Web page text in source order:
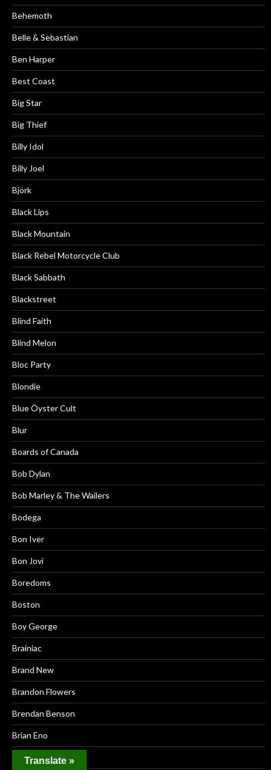
Behemoth
Belle & Sebastian
Ben Harper
Best Coast
Big Star
Big Thief
Billy Idol
Billy Joel
Björk
Black Lips
Black Mountain
Black Rebel Motorcycle Club
Black Sabbath
Blackstreet
Blind Faith
Blind Melon
Bloc Party
Blondie
Blue Öyster Cult
Blur
Boards of Canada
Bob Dylan
Bob Marley & The Wailers
Bodega
Bon Iver
Bon Jovi
Boredoms
Boston
Boy George
Brainiac
Brand New
Brandon Flowers
Brendan Benson
Brian Eno
Brian Wilson
Translate »